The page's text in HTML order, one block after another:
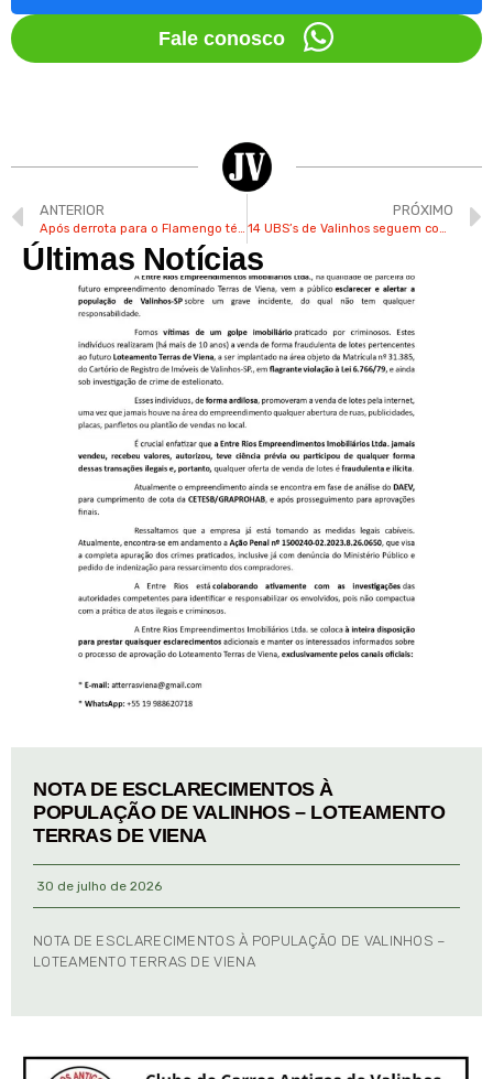
Fale conosco
ANTERIOR
Após derrota para o Flamengo técnico valinhense Carpini é demitido
PRÓXIMO
14 UBS’s de Valinhos seguem com aplicação da vacina contra Influenza até o dia 31 de maio
Últimas Notícias
NOTA DE ESCLARECIMENTOS À
POPULAÇÃO DE VALINHOS – LOTEAMENTO
TERRAS DE VIENA
30 de julho de 2026
NOTA DE ESCLARECIMENTOS À POPULAÇÃO DE VALINHOS –
LOTEAMENTO TERRAS DE VIENA